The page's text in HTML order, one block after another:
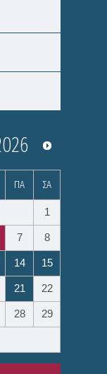
ΠΑ ΣΑ
1
7 8
14 15
21 22
28 29